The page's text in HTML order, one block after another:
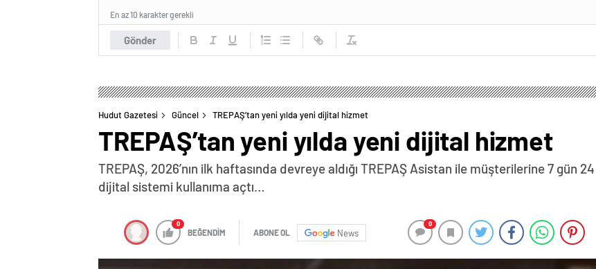
Gönder
En az 10 karakter gerekli
Hudut Gazetesi Güncel TREPAŞ’tan yeni yılda yeni dijital hizmet
TREPAŞ’tan yeni yılda yeni dijital hizmet
TREPAŞ, 2026’nın ilk haftasında devreye aldığı TREPAŞ Asistan ile müşterilerine 7 gün
dijital sistemi kullanıma açtı…
0
BEĞENDİM ABONE OL News
0